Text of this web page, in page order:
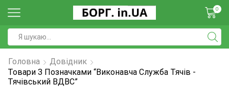
0
Головна
Довідник
Товари З Позначками “Виконавча Служба Тячів -
Тячівський ВДВС”